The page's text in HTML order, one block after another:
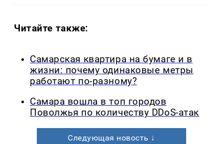
Читайте также:
Самарская квартира на бумаге и в
жизни: почему одинаковые метры
работают по-разному?
Самара вошла в топ городов
Поволжья по количеству DDoS-атак
Следующая новость ↓